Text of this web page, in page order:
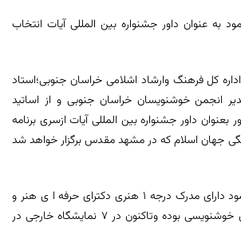
به عنوان داور جشنواره بین المللی آیات انتخاب
کل فرهنگ وارشاد اشلامی خراسان جنوبی؛استاد
انجمن خوشنویسان خراسان جنوبی و از اساتید
داور جشنواره بین المللی آیات ازسری برنامه
جهان اسلام که در مشهد مقدس برگزار خواهد شد
استاد مهدی اسماعیلی مود دارای مدرک درجه ١ هنری دکترای حرفه ا ی هنر و
دارنده گواهینامه استادی خوشنویسی بوده وتاکنون در ٧ نمایشگاه خارجی در